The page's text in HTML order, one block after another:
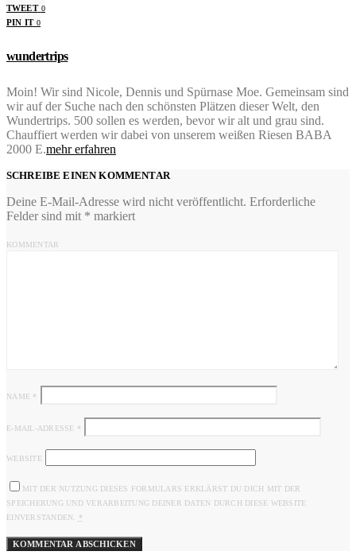
TWEET 0
PIN IT 0
wundertrips
Moin! Wir sind Nicole, Dennis und Spürnase Moe. Gemeinsam sind
wir auf der Suche nach den schönsten Plätzen dieser Welt, den
Wundertrips. 500 sollen es werden, bevor wir alt und grau sind.
Chauffiert werden wir dabei von unserem weißen Riesen BABA
2000 E.mehr erfahren
SCHREIBE EINEN KOMMENTAR
Deine E-Mail-Adresse wird nicht veröffentlicht. Erforderliche
Felder sind mit * markiert
KOMMENTAR
NAME *
E-MAIL-ADRESSE *
WEBSITE
MIT DER NUTZUNG DIESES FORMULARS ERKLÄRST DU DICH MIT DER
SPEICHERUNG UND VERARBEITUNG DEINER DATEN DURCH DIESE WEBSITE
EINVERSTANDEN.
*